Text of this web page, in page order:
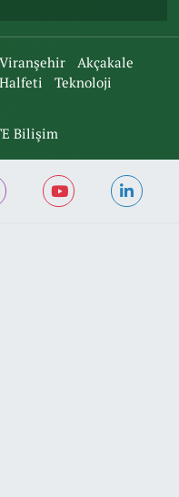
Viranşehir
Akçakale
Halfeti Teknoloji
Bilişim